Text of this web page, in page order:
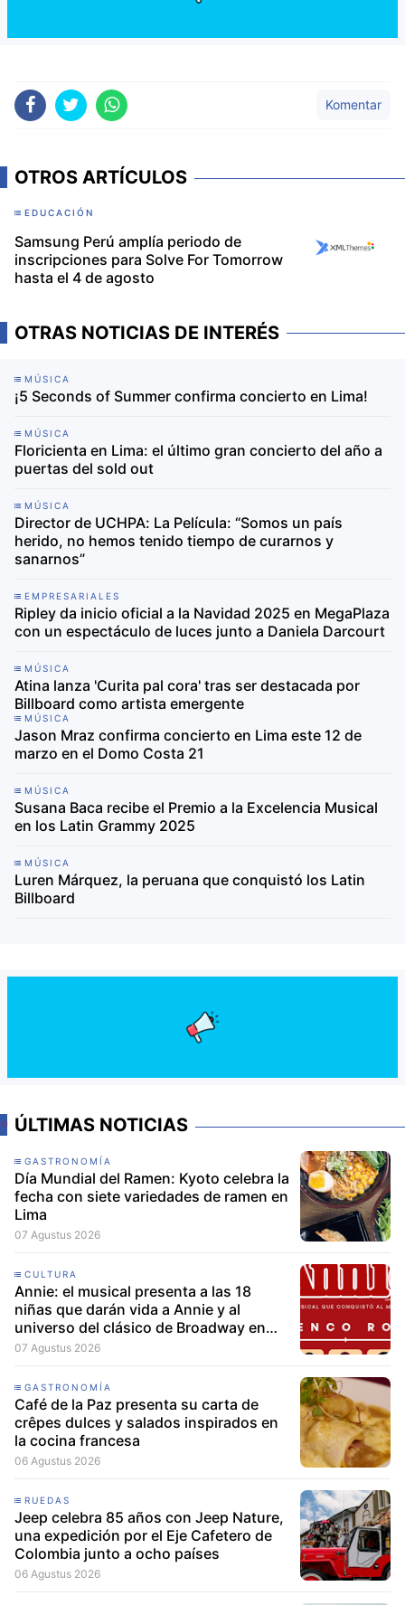
Komentar
OTROS ARTÍCULOS
EDUCACIÓN
Samsung Perú amplía periodo de
inscripciones para Solve For Tomorrow
hasta el 4 de agosto
OTRAS NOTICIAS DE INTERÉS
MÚSICA
¡5 Seconds of Summer confirma concierto en Lima!
MÚSICA
Floricienta en Lima: el último gran concierto del año a
puertas del sold out
MÚSICA
Director de UCHPA: La Película: “Somos un país
herido, no hemos tenido tiempo de curarnos y
sanarnos”
EMPRESARIALES
Ripley da inicio oficial a la Navidad 2025 en MegaPlaza
con un espectáculo de luces junto a Daniela Darcourt
MÚSICA
Atina lanza 'Curita pal cora' tras ser destacada por
Billboard como artista emergente
MÚSICA
Jason Mraz confirma concierto en Lima este 12 de
marzo en el Domo Costa 21
MÚSICA
Susana Baca recibe el Premio a la Excelencia Musical
en los Latin Grammy 2025
MÚSICA
Luren Márquez, la peruana que conquistó los Latin
Billboard
ÚLTIMAS NOTICIAS
GASTRONOMÍA
Día Mundial del Ramen: Kyoto celebra la
fecha con siete variedades de ramen en
Lima
07 Agustus 2026
CULTURA
Annie: el musical presenta a las 18
niñas que darán vida a Annie y al
universo del clásico de Broadway en
Lima
07 Agustus 2026
GASTRONOMÍA
Café de la Paz presenta su carta de
crêpes dulces y salados inspirados en
la cocina francesa
06 Agustus 2026
RUEDAS
Jeep celebra 85 años con Jeep Nature,
una expedición por el Eje Cafetero de
Colombia junto a ocho países
06 Agustus 2026